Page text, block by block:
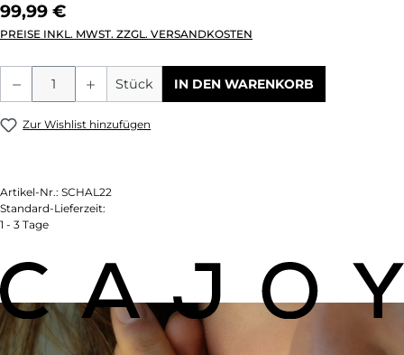
99,99 €
PREISE INKL. MWST. ZZGL. VERSANDKOSTEN
Produkt Anzahl: Gib den gewünschten
Stück IN DEN WARENKORB
Zur Wishlist hinzufügen
Artikel-Nr.: SCHAL22
Standard-Lieferzeit:
1 - 3 Tage